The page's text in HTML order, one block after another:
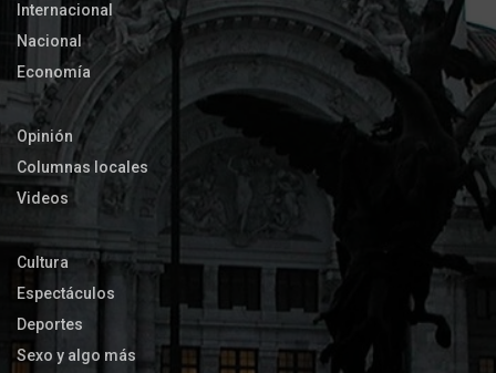
Internacional
Nacional
Economía
Opinión
Columnas locales
Videos
Cultura
Espectáculos
Deportes
Sexo y algo más